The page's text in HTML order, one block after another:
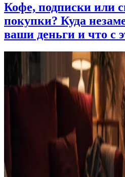
Кофе, подписки или
покупки? Куда
ваши деньги и что с